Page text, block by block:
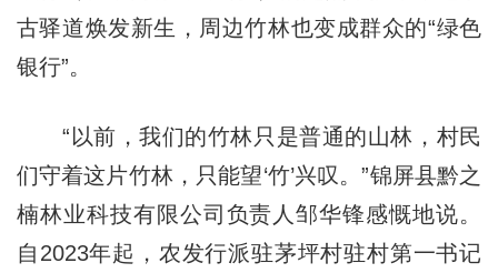
古驿道焕发新生，周边竹林也变成群众的“绿色
银行”。
“以前，我们的竹林只是普通的山林，村民
们守着这片竹林，只能望‘竹’兴叹。”锦屏县黔之
楠林业科技有限公司负责人邹华锋感慨地说。
自2023年起，农发行派驻茅坪村驻村第一书记